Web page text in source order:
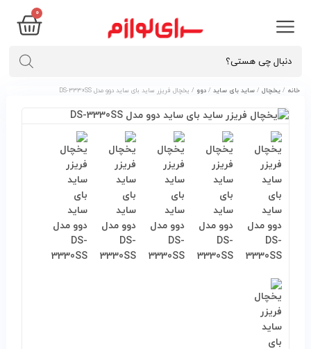
۰
خانه / یخچال/ ساید بای ساید/ دوو / یخچال فریزر ساید بای ساید دوو مدل DS-3330SS